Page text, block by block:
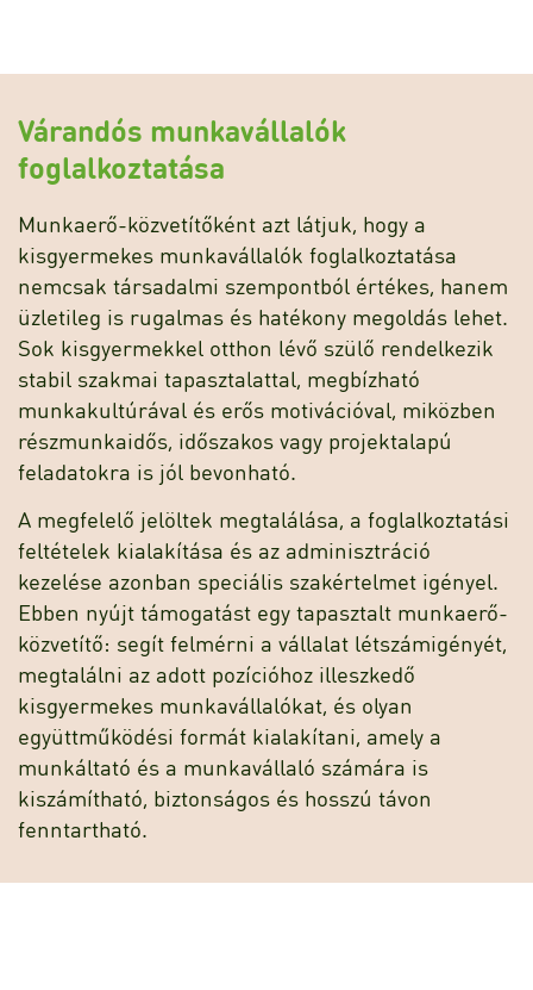
Várandós munkavállalók
foglalkoztatása
Munkaerő-közvetítőként azt látjuk, hogy a
kisgyermekes munkavállalók foglalkoztatása
nemcsak társadalmi szempontból értékes, hanem
üzletileg is rugalmas és hatékony megoldás lehet.
Sok kisgyermekkel otthon lévő szülő rendelkezik
stabil szakmai tapasztalattal, megbízható
munkakultúrával és erős motivációval, miközben
részmunkaidős, időszakos vagy projektalapú
feladatokra is jól bevonható.
A megfelelő jelöltek megtalálása, a foglalkoztatási
feltételek kialakítása és az adminisztráció
kezelése azonban speciális szakértelmet igényel.
Ebben nyújt támogatást egy tapasztalt munkaerő-
közvetítő: segít felmérni a vállalat létszámigényét,
megtalálni az adott pozícióhoz illeszkedő
kisgyermekes munkavállalókat, és olyan
együttműködési formát kialakítani, amely a
munkáltató és a munkavállaló számára is
kiszámítható, biztonságos és hosszú távon
fenntartható.